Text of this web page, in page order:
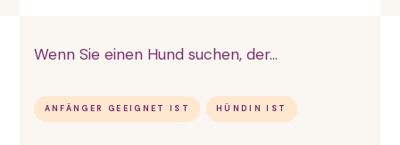
Wenn Sie einen Hund suchen, der...
ANFÄNGER GEEIGNET IST HÜNDIN IST